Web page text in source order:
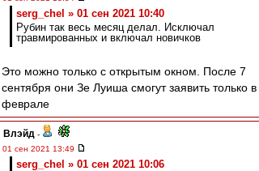
serg_chel » 01 сен 2021 10:40
Рубин так весь месяц делал. Исключал
травмированных и включал новичков
Это можно только с открытым окном. После 7
сентября они Зе Луиша смогут заявить только в
феврале
Влэйд -
01 сен 2021 13:49
serg_chel » 01 сен 2021 10:06